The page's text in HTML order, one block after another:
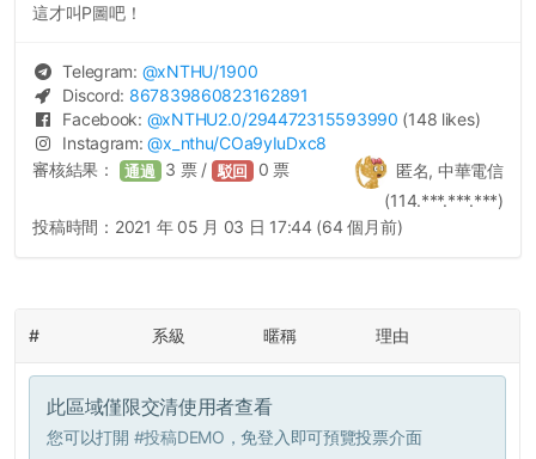
這才叫P圖吧！
Telegram: @xNTHU/1900
Discord: 867839860823162891
Facebook: @xNTHU2.0/294472315593990 (148 likes)
Instagram:@x_nthu/COa9yIuDxc8
匿名, 中華電信
(114.***.***.***)
審核結果： 通過 3 票 / 駁回 0 票
投稿時間： 2021 年 05 月 03 日 17:44 (64 個月前)
# 系級 暱稱 理由
此區域僅限交清使用者查看
您可以打開 #投稿DEMO ，免登入即可預覽投票介面